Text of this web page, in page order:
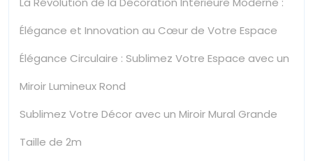
Élégance et Innovation au Cœur de Votre Espace
Élégance Circulaire : Sublimez Votre Espace avec un
Miroir Lumineux Rond
Sublimez Votre Décor avec un Miroir Mural Grande
Taille de 2m